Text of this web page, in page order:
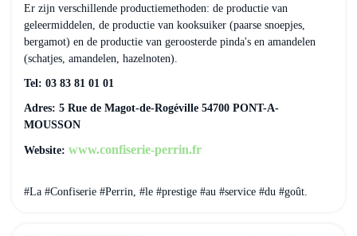
Er zijn verschillende productiemethoden: de productie van
geleermiddelen, de productie van kooksuiker (paarse snoepjes,
bergamot) en de productie van geroosterde pinda's en amandelen
(schatjes, amandelen, hazelnoten).
Tel: 03 83 81 01 01
Adres: 5 Rue de Magot-de-Rogéville 54700 PONT-A-
MOUSSON
Website: www.confiserie-perrin.fr
#La #Confiserie #Perrin, #le #prestige #au #service #du #goût.